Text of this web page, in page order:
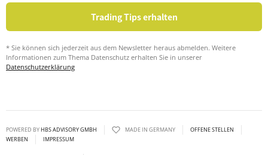
* Sie können sich jederzeit aus dem Newsletter heraus abmelden. Weitere
Informationen zum Thema Datenschutz erhalten Sie in unserer
Datenschutzerklärung
POWERED BYHBS ADVISORY GMBH MADE IN GERMANY
OFFENE STELLEN
WERBEN
IMPRESSUM